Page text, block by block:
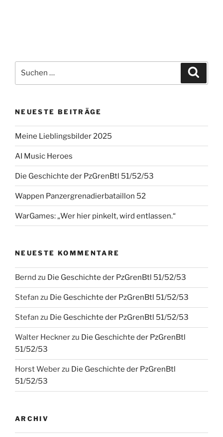
nach:
NEUESTE BEITRÄGE
Meine Lieblingsbilder 2025
AI Music Heroes
Die Geschichte der PzGrenBtl 51/52/53
Wappen Panzergrenadierbataillon 52
WarGames: „Wer hier pinkelt, wird entlassen.“
NEUESTE KOMMENTARE
Bernd zu Die Geschichte der PzGrenBtl 51/52/53
Stefan zu Die Geschichte der PzGrenBtl 51/52/53
Stefan zu Die Geschichte der PzGrenBtl 51/52/53
Walter Hecknerzu Die Geschichte der PzGrenBtl
51/52/53
Horst Weberzu Die Geschichte der PzGrenBtl
51/52/53
ARCHIV